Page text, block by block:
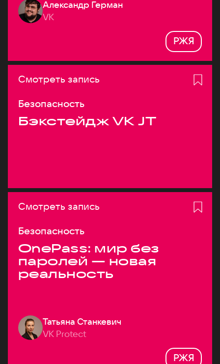
системах
Александр Герман
VK
РЖЯ
Смотреть запись
Безопасность
Бэкстейдж VK JT
Смотреть запись
Безопасность
OnePass: мир без
паролей — новая
реальность
Татьяна Станкевич
VK Protect
РЖЯ